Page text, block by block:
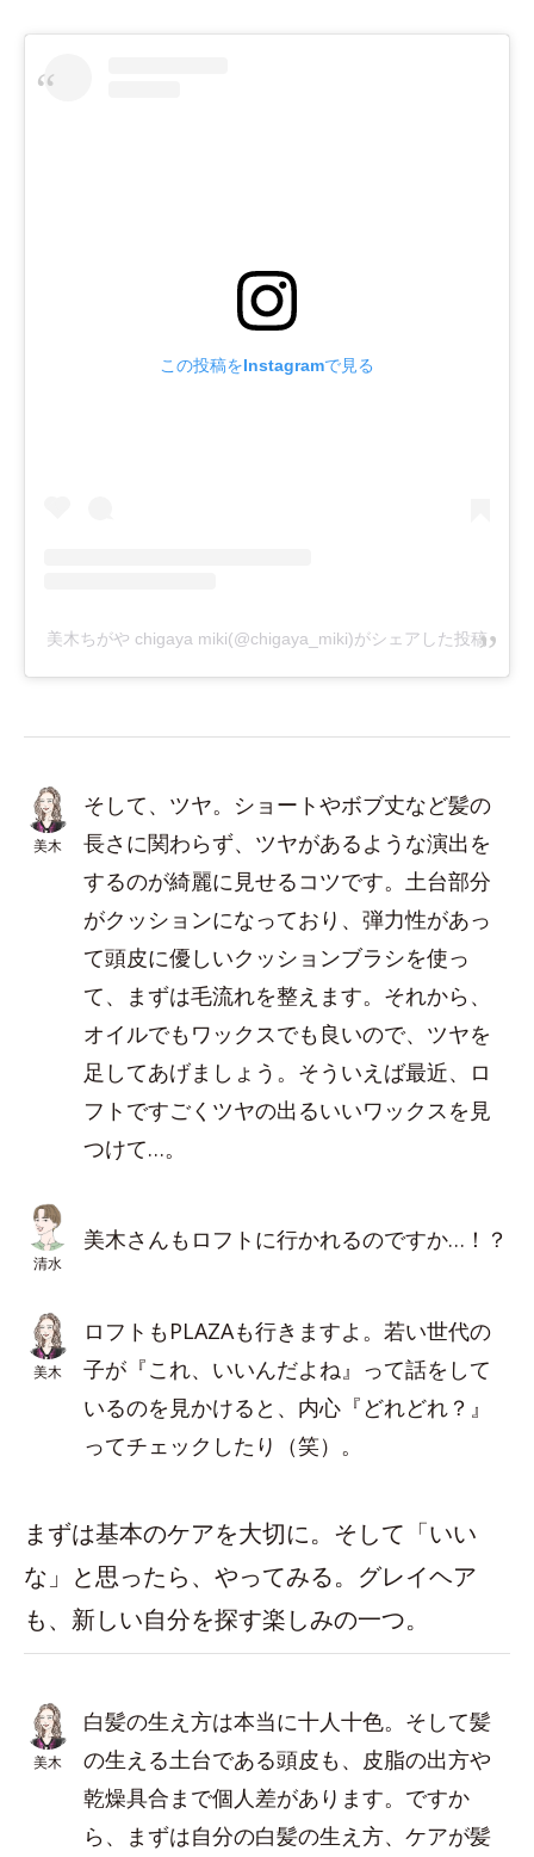
この投稿をInstagramで見る
美木ちがや chigaya miki(@chigaya_miki)がシェアした投稿
美木
そして、ツヤ。ショートやボブ丈など髪の
長さに関わらず、ツヤがあるような演出を
するのが綺麗に見せるコツです。土台部分
がクッションになっており、弾力性があっ
て頭皮に優しいクッションブラシを使っ
て、まずは毛流れを整えます。それから、
オイルでもワックスでも良いので、ツヤを
足してあげましょう。そういえば最近、ロ
フトですごくツヤの出るいいワックスを見
つけて…。
清水
美木さんもロフトに行かれるのですか…！？
美木
ロフトもPLAZAも行きますよ。若い世代の
子が『これ、いいんだよね』って話をして
いるのを見かけると、内心『どれどれ？』
ってチェックしたり（笑）。
まずは基本のケアを大切に。そして「いい
な」と思ったら、やってみる。グレイヘア
も、新しい自分を探す楽しみの一つ。
美木
白髪の生え方は本当に十人十色。そして髪
の生える土台である頭皮も、皮脂の出方や
乾燥具合まで個人差があります。ですか
ら、まずは自分の白髪の生え方、ケアが髪